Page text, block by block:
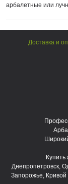
арбалетные или
Купить
Днепропетровск,
Запорожье,
Доставка и